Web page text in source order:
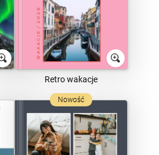
Retro wakacje
Nowość